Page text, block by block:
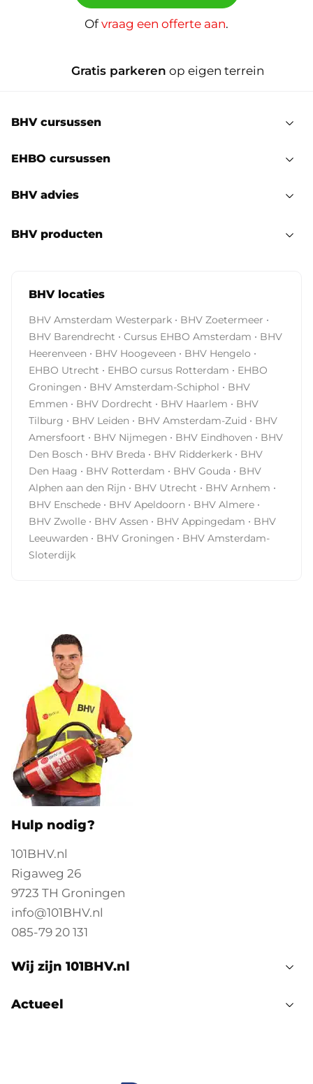
Ofvraag een offerte aan.
Realistisch oefenenin overdekte
bluskamers
BHV cursussen
EHBO cursussen
BHV advies
BHV producten
BHV locaties
BHV Amsterdam Westerpark BHV Zoetermeer
BHV Barendrecht Cursus EHBO Amsterdam
BHV
Heerenveen
BHV Hoogeveen BHV Hengelo
EHBO Utrecht EHBO cursus Rotterdam
EHBO
Groningen
BHV Amsterdam-Schiphol
BHV
Emmen
BHV Dordrecht BHV Haarlem
BHV
Tilburg
BHV Leiden BHV Amsterdam-Zuid
BHV
Amersfoort
BHV Nijmegen BHV Eindhoven
BHV
Den Bosch
BHV Breda BHV Ridderkerk
BHV
Den Haag
BHV Rotterdam BHV Gouda
BHV
Alphen aan den Rijn
BHV Utrecht BHV Arnhem
BHV Enschede BHV Apeldoorn BHV Almere
BHV Zwolle BHV Assen BHV Appingedam
BHV
Leeuwarden
BHV Groningen
BHV Amsterdam-
Sloterdijk
Hulp nodig?
101BHV.nl
Rigaweg 26
9723 TH Groningen
info@101BHV.nl
085-79 20 131
Wij zijn 101BHV.nl
Actueel